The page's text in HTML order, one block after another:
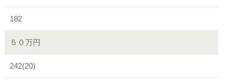
182
５０万円
242(20)